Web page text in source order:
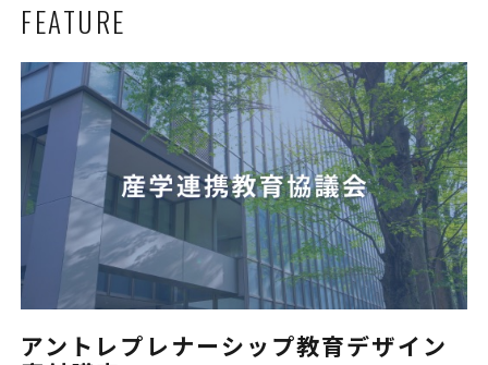
FEATURE
アントレプレナーシップ教育デザイン